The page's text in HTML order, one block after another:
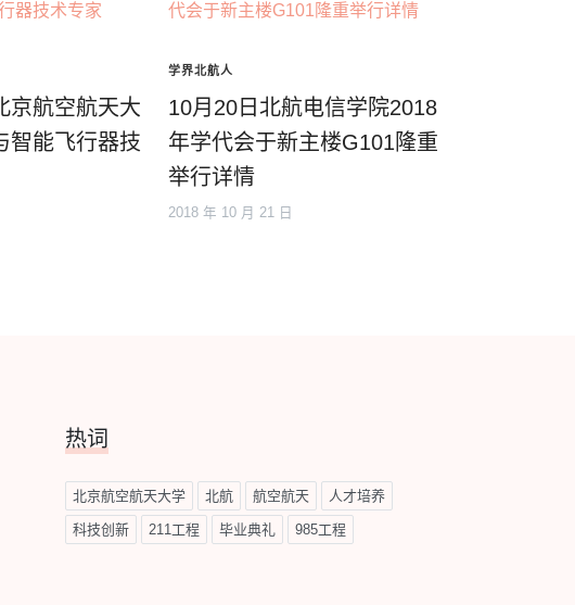
京航空航天大
智能飞行器技
学界北航人
10月20日北航电信学院2018
年学代会于新主楼G101隆重
举行详情
2018 年 10 月 21 日
热词
北京航空航天大学 北航 航空航天 人才培养
科技创新 211工程 毕业典礼 985工程